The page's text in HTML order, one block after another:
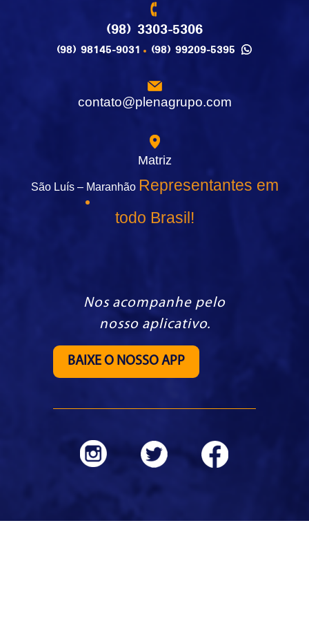
(98) 3303-5306
(98) 98145-9031 (98) 99209-5395
contato@plenagrupo.com
Matriz
São Luís – Maranhão Representantes em
todo Brasil!
Nos acompanhe pelo
nosso aplicativo.
BAIXE O NOSSO APP